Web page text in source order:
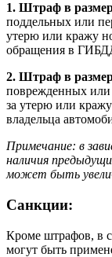
1. Штраф в
поддельных или
утерю или кражу
обращения в
2. Штраф в
поврежденных или
за утерю или
владельца
Примечание: в
наличия
может быть
Санкции:
Кроме штрафов, в
могут быть